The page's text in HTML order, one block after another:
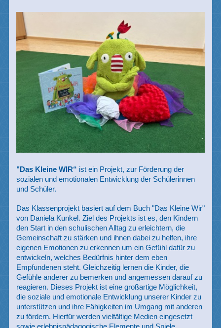
"Das Kleine WIR“ ist ein Projekt, zur Förderung der
sozialen und emotionalen Entwicklung der Schülerinnen
und Schüler.
Das Klassenprojekt basiert auf dem Buch "Das Kleine Wir"
von Daniela Kunkel. Ziel des Projekts ist es, den Kindern
den Start in den schulischen Alltag zu erleichtern, die
Gemeinschaft zu stärken und ihnen dabei zu helfen, ihre
eigenen Emotionen zu erkennen um ein Gefühl dafür zu
entwickeln, welches Bedürfnis hinter dem eben
Empfundenen steht. Gleichzeitig lernen die Kinder, die
Gefühle anderer zu bemerken und angemessen darauf zu
reagieren. Dieses Projekt ist eine großartige Möglichkeit,
die soziale und emotionale Entwicklung unserer Kinder zu
unterstützen und ihre Fähigkeiten im Umgang mit anderen
zu fördern. Hierfür werden vielfältige Medien eingesetzt